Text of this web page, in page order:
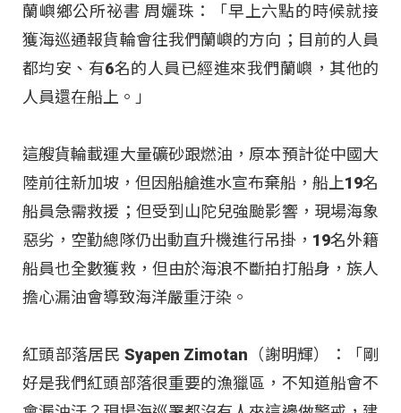
蘭嶼鄉公所祕書 周孋珠：「早上六點的時候就接
獲海巡通報貨輪會往我們蘭嶼的方向；目前的人員
都均安、有6名的人員已經進來我們蘭嶼，其他的
人員還在船上。」
這艘貨輪載運大量礦砂跟燃油，原本預計從中國大
陸前往新加坡，但因船艙進水宣布棄船，船上19名
船員急需救援；但受到山陀兒強颱影響，現場海象
惡劣，空勤總隊仍出動直升機進行吊掛，19名外籍
船員也全數獲救，但由於海浪不斷拍打船身，族人
擔心漏油會導致海洋嚴重汙染。
紅頭部落居民 Syapen Zimotan（謝明輝）：「剛
好是我們紅頭部落很重要的漁獵區，不知道船會不